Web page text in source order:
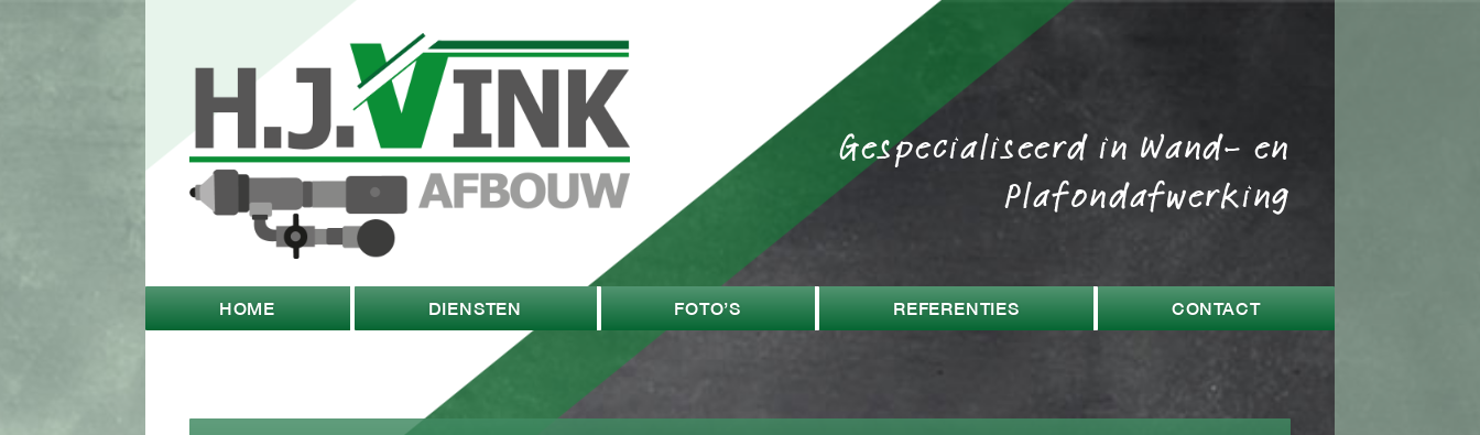
Gespecialiseerd in Wand- en
Plafondafwerking
HOME DIENSTEN FOTO’S REFERENTIES CONTACT